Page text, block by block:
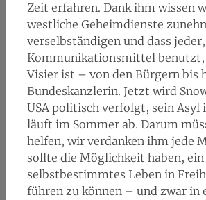
Zeit erfahren. Dank ihm wissen
westliche Geheimdienste
verselbständigen und dass
Kommunikationsmittel
Visier ist – von den Bürgern bis
Bundeskanzlerin. Jetzt wird
USA politisch verfolgt, sein Asyl
läuft im Sommer ab. Darum
helfen, wir verdanken ihm jede
sollte die Möglichkeit haben, ein
selbstbestimmtes Leben in
führen zu können – und zwar in